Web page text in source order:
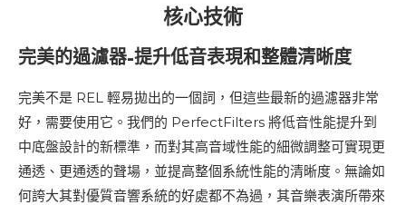
核心技術
完美的過濾器-提升低音表現和整體清晰度
完美不是 REL 輕易拋出的一個詞，但這些最新的過濾器非常
好，需要使用它。我們的 PerfectFilters 將低音性能提升到
中底盤設計的新標準，而對其高音域性能的細微調整可實現更
通透、更通透的聲場，並提高整個系統性能的清晰度。無論如
何誇大其對優質音響系統的好處都不為過，其音樂表演所帶來